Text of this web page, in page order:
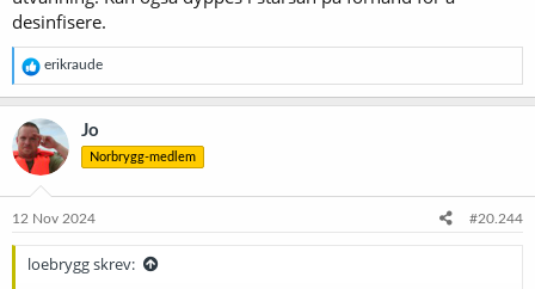
desinfisere.
R
e
a
k
s
j
o
e
erikraude
Jo
Norbrygg-medlem
12 Nov 2024 #20.244
loebrygg skrev: